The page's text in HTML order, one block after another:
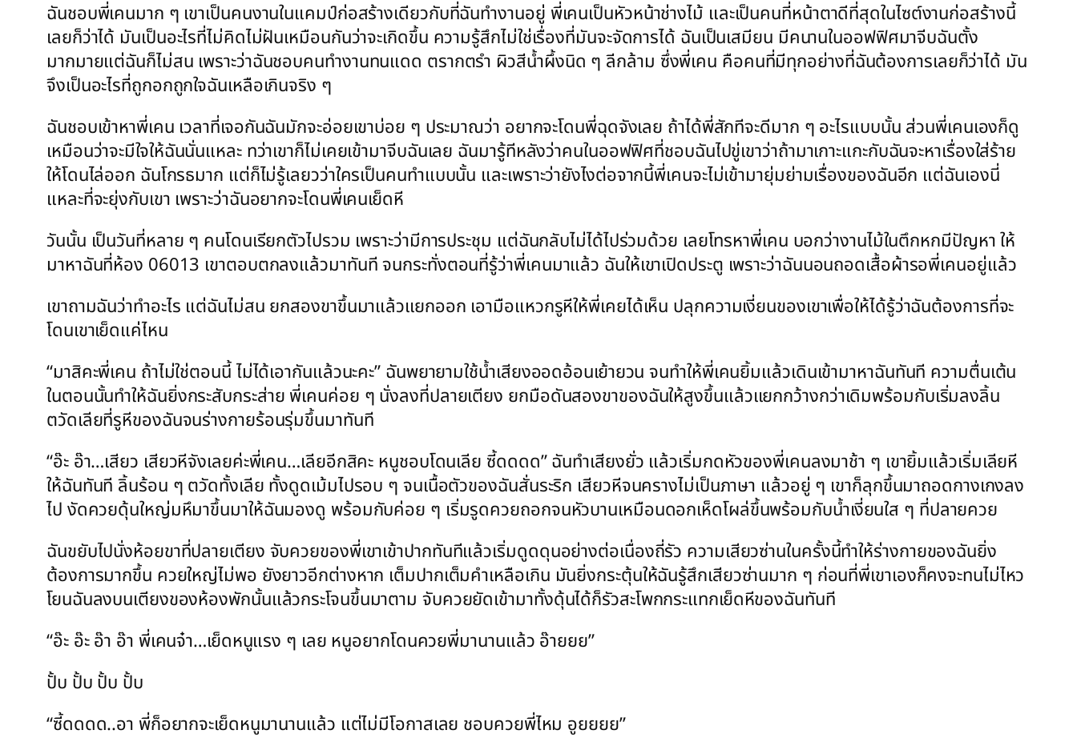
ฉันชอบพี่เคนมาก ๆ เขาเป็นคนงานในแคมป์ก่อสร้างเดียวกับที่ฉันทำงานอยู่ พี่เคนเป็นหัวหน้าช่างไม้ และเป็นคนที่หน้าตาดีที่สุดในไซต์งานก่อสร้างนี้
เลยก็ว่าได้ มันเป็นอะไรที่ไม่คิดไม่ฝันเหมือนกันว่าจะเกิดขึ้น ความรู้สึกไม่ใช่เรื่องที่มันจะจัดการได้ ฉันเป็นเสมียน มีคนานในออฟฟิศมาจีบฉันตั้ง
มากมายแต่ฉันก็ไม่สน เพราะว่าฉันชอบคนทำงานทนแดด ตรากตรำ ผิวสีน้ำผึ้งนิด ๆ ลีกล้าม ซึ่งพี่เคน คือคนที่มีทุกอย่างที่ฉันต้องการเลยก็ว่าได้ มัน
จึงเป็นอะไรที่ถูกอกถูกใจฉันเหลือเกินจริง ๆ
ฉันชอบเข้าหาพี่เคน เวลาที่เจอกันฉันมักจะอ่อยเขาบ่อย ๆ ประมาณว่า อยากจะโดนพี่ฉุดจังเลย ถ้าได้พี่สักทีจะดีมาก ๆ อะไรแบบนั้น ส่วนพี่เคนเองก็ดู
เหมือนว่าจะมีใจให้ฉันนั่นแหละ ทว่าเขาก็ไม่เคยเข้ามาจีบฉันเลย ฉันมารู้ทีหลังว่าคนในออฟฟิศที่ชอบฉันไปขู่เขาว่าถ้ามาเกาะแกะกับฉันจะหาเรื่องใส่ร้าย
ให้โดนไล่ออก ฉันโกรธมาก แต่ก็ไม่รู้เลยวว่าใครเป็นคนทำแบบนั้น และเพราะว่ายังไงต่อจากนี้พี่เคนจะไม่เข้ามายุ่มย่ามเรื่องของฉันอีก แต่ฉันเองนี่
แหละที่จะยุ่งกับเขา เพราะว่าฉันอยากจะโดนพี่เคนเย็ดหี
วันนั้น เป็นวันที่หลาย ๆ คนโดนเรียกตัวไปรวม เพราะว่ามีการประชุม แต่ฉันกลับไม่ได้ไปร่วมด้วย เลยโทรหาพี่เคน บอกว่างานไม้ในตึกหกมีปัญหา ให้
มาหาฉันที่ห้อง 06013 เขาตอบตกลงแล้วมาทันที จนกระทั่งตอนที่รู้ว่าพี่เคนมาแล้ว ฉันให้เขาเปิดประตู เพราะว่าฉันนอนถอดเสื้อผ้ารอพี่เคนอยู่แล้ว
เขาถามฉันว่าทำอะไร แต่ฉันไม่สน ยกสองขาขึ้นมาแล้วแยกออก เอามือแหวกรูหีให้พี่เคยได้เห็น ปลุกความเงี่ยนของเขาเพื่อให้ได้รู้ว่าฉันต้องการที่จะ
โดนเขาเย็ดแค่ไหน
“มาสิคะพี่เคน ถ้าไม่ใช่ตอนนี้ ไม่ได้เอากันแล้วนะคะ” ฉันพยายามใช้น้ำเสียงออดอ้อนเย้ายวน จนทำให้พี่เคนยิ้มแล้วเดินเข้ามาหาฉันทันที ความตื่นเต้น
ในตอนนั้นทำให้ฉันยิ่งกระสับกระส่าย พี่เคนค่อย ๆ นั่งลงที่ปลายเตียง ยกมือดันสองขาของฉันให้สูงขึ้นแล้วแยกกว้างกว่าเดิมพร้อมกับเริ่มลงลิ้น
ตวัดเลียที่รูหีของฉันจนร่างกายร้อนรุ่มขึ้นมาทันที
“อ๊ะ อ๊า…เสียว เสียวหีจังเลยค่ะพี่เคน…เลียอีกสิคะ หนูชอบโดนเลีย ซี้ดดดด” ฉันทำเสียงยั่ว แล้วเริ่มกดหัวของพี่เคนลงมาช้า ๆ เขายิ้มแล้วเริ่มเลียหี
ให้ฉันทันที ลิ้นร้อน ๆ ตวัดทั้งเลีย ทั้งดูดเม้มไปรอบ ๆ จนเนื้อตัวของฉันสั่นระริก เสียวหีจนครางไม่เป็นภาษา แล้วอยู่ ๆ เขาก็ลุกขึ้นมาถอดกางเกงลง
ไป งัดควยดุ้นใหญ่มหึมาขึ้นมาให้ฉันมองดู พร้อมกับค่อย ๆ เริ่มรูดควยถอกจนหัวบานเหมือนดอกเห็ดโผล่ขึ้นพร้อมกับน้ำเงี่ยนใส ๆ ที่ปลายควย
ฉันขยับไปนั่งห้อยขาที่ปลายเตียง จับควยของพี่เขาเข้าปากทันทีแล้วเริ่มดูดดุนอย่างต่อเนื่องถี่รัว ความเสียวซ่านในครั้งนี้ทำให้ร่างกายของฉันยิ่ง
ต้องการมากขึ้น ควยใหญ่ไม่พอ ยังยาวอีกต่างหาก เต็มปากเต็มคำเหลือเกิน มันยิ่งกระตุ้นให้ฉันรู้สึกเสียวซ่านมาก ๆ ก่อนที่พี่เขาเองก็คงจะทนไม่ไหว
โยนฉันลงบนเตียงของห้องพักนั้นแล้วกระโจนขึ้นมาตาม จับควยยัดเข้ามาทั้งดุ้นได้ก็รัวสะโพกกระแทกเย็ดหีของฉันทันที
“อ๊ะ อ๊ะ อ๊า อ๊า พี่เคนจ๋า…เย็ดหนูแรง ๆ เลย หนูอยากโดนควยพี่มานานแล้ว อ๊ายยย”
ปั้บ ปั้บ ปั้บ ปั้บ
“ซี้ดดดด..อา พี่ก็อยากจะเย็ดหนูมานานแล้ว แต่ไม่มีโอกาสเลย ชอบควยพี่ไหม อูยยยย”